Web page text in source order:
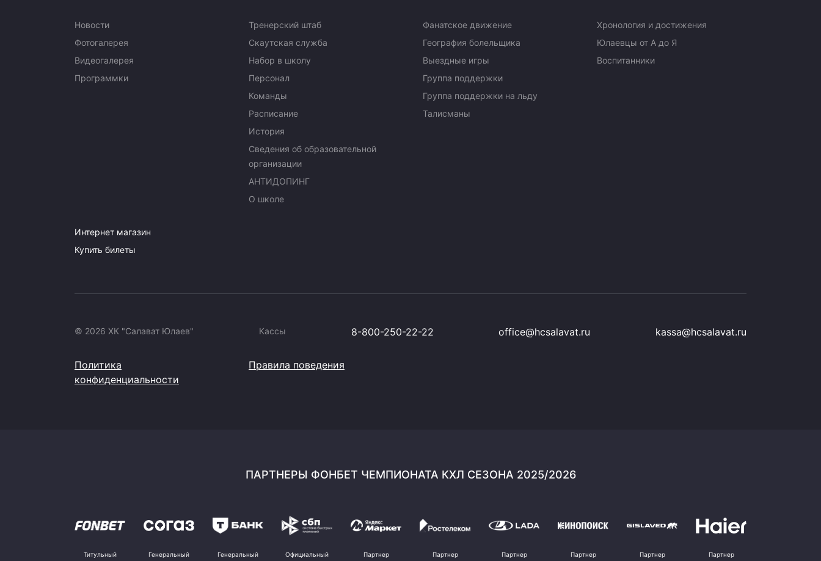
Новости
Фотогалерея
Видеогалерея
Программки
Тренерский штаб
Скаутская служба
Набор в школу
Персонал
Команды
Расписание
История
Сведения об образовательной
организации
АНТИДОПИНГ
О школе
Фанатское движение
География болельщика
Выездные игры
Группа поддержки
Группа поддержки на льду
Талисманы
Хронология и достижения
Юлаевцы от А до Я
Воспитанники
Интернет магазин
Купить билеты
© 2026 ХК "Салават Юлаев" Кассы 8-800-250-22-22 office@hcsalavat.ru kassa@hcsalavat.ru
Политика
конфиденциальности
Правила поведения
ПАРТНЕРЫ ФОНБЕТ ЧЕМПИОНАТА КХЛ СЕЗОНА 2025/2026
Титульный
Генеральный
Генеральный
Официальный
Партнер Партнер Партнер Партнер Партнер Партнер